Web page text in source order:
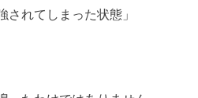
されてしまった状態」